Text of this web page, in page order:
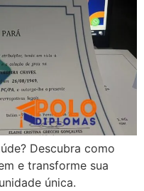
Descubra como
e transforme sua
única.